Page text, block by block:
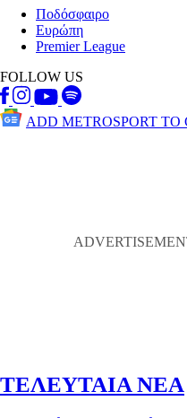
Ποδόσφαιρο
Ευρώπη
Premier League
FOLLOW US
ADD METROSPORT TO
ΤΕΛΕΥΤΑΙΑ ΝΕΑ